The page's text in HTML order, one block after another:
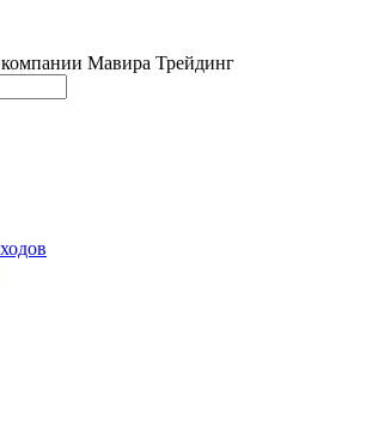
Мавира Трейдинг